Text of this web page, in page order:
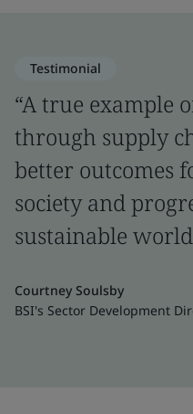
Testimonial
“A true example
through supply
better outcomes
society and
sustainable
Courtney Soulsby
BSI's Sector Development